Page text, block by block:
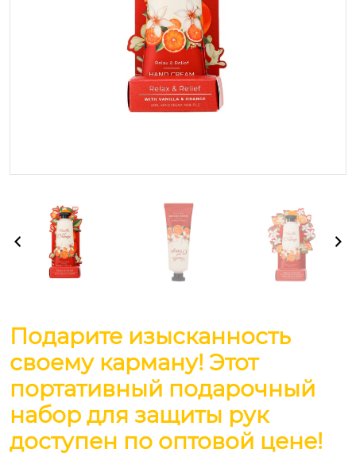
Подарите изысканность
своему карману! Этот
портативный подарочный
набор для защиты рук
доступен по оптовой цене!​​